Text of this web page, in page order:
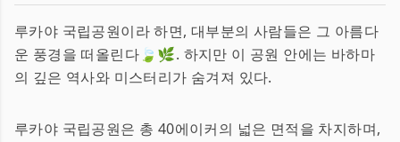
루카야 국립공원이라 하면, 대부분의 사람들은 그 아름다
운 풍경을 떠올린다🍃🌿. 하지만 이 공원 안에는 바하마
의 깊은 역사와 미스터리가 숨겨져 있다.
루카야 국립공원은 총 40에이커의 넓은 면적을 차지하며,